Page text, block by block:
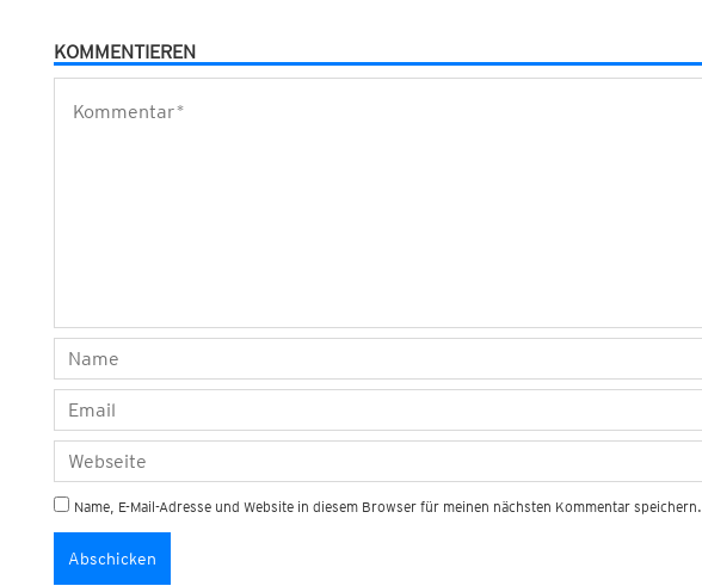
KOMMENTIEREN
Name, E-Mail-Adresse und Website in diesem Browser für meinen nächsten Kommentar speichern.